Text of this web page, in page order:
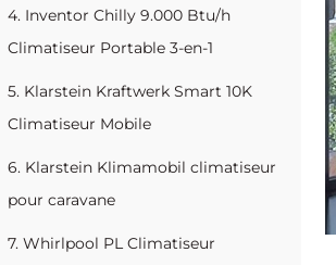
4. Inventor Chilly 9.000 Btu/h
Climatiseur Portable 3-en-1
5. Klarstein Kraftwerk Smart 10K
Climatiseur Mobile
6. Klarstein Klimamobil climatiseur
pour caravane
7. Whirlpool PL Climatiseur